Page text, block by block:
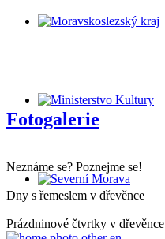
Fotogalerie
Neznáme se? Poznejme se!
Dny s řemeslem v dřevěnce
Prázdninové čtvrtky v dřevěnce